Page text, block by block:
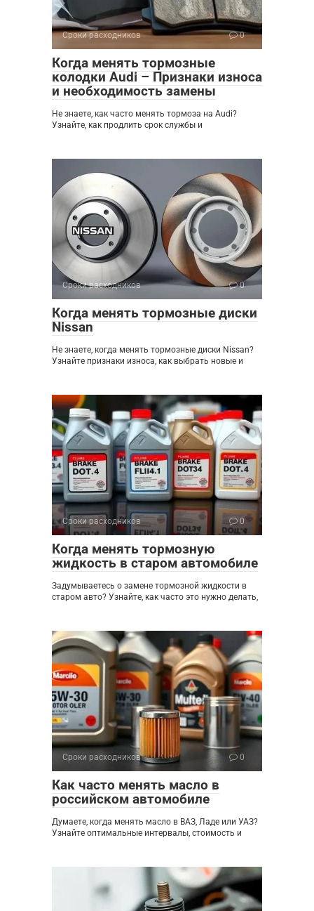
Сроки расходников 0
Когда менять тормозные
колодки Audi – Признаки износа
и необходимость замены
Не знаете, как часто менять тормоза на Audi?
Узнайте, как продлить срок службы и
Сроки расходников 0
Когда менять тормозные диски
Nissan
Не знаете, когда менять тормозные диски Nissan?
Узнайте признаки износа, как выбрать новые и
Сроки расходников 0
Когда менять тормозную
жидкость в старом автомобиле
Задумываетесь о замене тормозной жидкости в
старом авто? Узнайте, как часто это нужно делать,
Сроки расходников 0
Как часто менять масло в
российском автомобиле
Думаете, когда менять масло в ВАЗ, Ладе или УАЗ?
Узнайте оптимальные интервалы, стоимость и